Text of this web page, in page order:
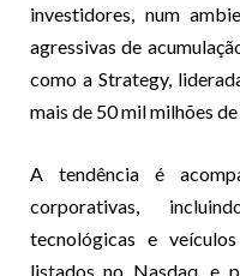
investidores, num
agressivas de
como a Strategy,
mais de 50 mil milhões
A tendência é
corporativas,
tecnológicas e
listados no Nasdaq, e